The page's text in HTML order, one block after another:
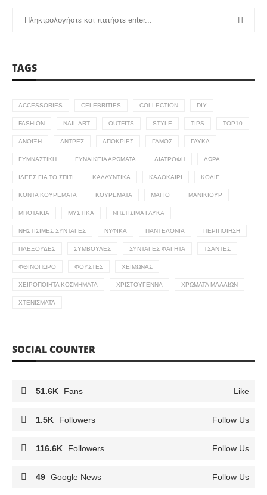
TAGS
ACCESSORIES CELEBRITIES COLLECTION DIY
FASHION NAIL ART OUTFITS STYLE TIPS TOP10
ΆΝΟΙΞΗ ΆΝΤΡΕΣ ΑΠΌΚΡΙΕΣ ΓΆΜΟΣ ΓΛΥΚΆ
ΓΥΜΝΑΣΤΙΚΉ ΓΥΝΑΙΚΕΊΑ ΑΡΏΜΑΤΑ ΔΙΑΤΡΟΦΉ ΔΏΡΑ
ΙΔΈΕΣ ΓΙΑ ΤΟ ΣΠΊΤΙ ΚΑΛΛΥΝΤΙΚΆ ΚΑΛΟΚΑΊΡΙ ΚΟΛΙΈ
ΚΟΝΤΆ ΚΟΥΡΈΜΑΤΑ ΚΟΥΡΈΜΑΤΑ ΜΑΓΙΌ ΜΑΝΙΚΙΟΎΡ
ΜΠΟΤΆΚΙΑ ΜΥΣΤΙΚΆ ΝΗΣΤΊΣΙΜΑ ΓΛΥΚΆ
ΝΗΣΤΊΣΙΜΕΣ ΣΥΝΤΑΓΈΣ ΝΥΦΙΚΆ ΠΑΝΤΕΛΌΝΙΑ ΠΕΡΙΠΟΊΗΣΗ
ΠΛΕΞΟΎΔΕΣ ΣΥΜΒΟΥΛΈΣ ΣΥΝΤΑΓΈΣ ΦΑΓΗΤΆ ΤΣΆΝΤΕΣ
ΦΘΙΝΌΠΩΡΟ ΦΟΎΣΤΕΣ ΧΕΙΜΏΝΑΣ
ΧΕΙΡΟΠΟΊΗΤΑ ΚΟΣΜΉΜΑΤΑ ΧΡΙΣΤΟΎΓΕΝΝΑ ΧΡΏΜΑΤΑ ΜΑΛΛΙΏΝ
ΧΤΕΝΊΣΜΑΤΑ
SOCIAL COUNTER
51.6K Fans Like
1.5K Followers Follow Us
116.6K Followers Follow Us
49 Google News Follow Us